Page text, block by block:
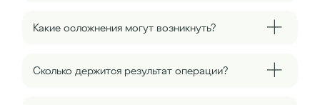
Какие осложнения могут возникнуть?
Сколько держится результат операции?